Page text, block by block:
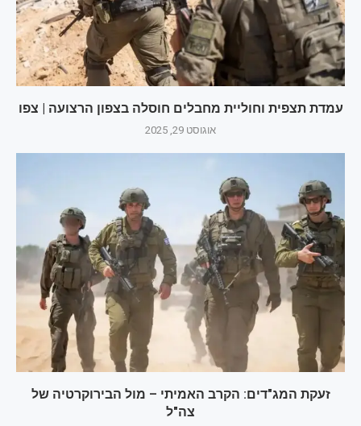
עמדת תצפית וחוליית מחבלים חוסלה בצפון הרצועה | צפו
אוגוסט 29, 2025
זעקת המג"דים: הקרב האמיתי – מול הבירוקרטיה של
צה"ל